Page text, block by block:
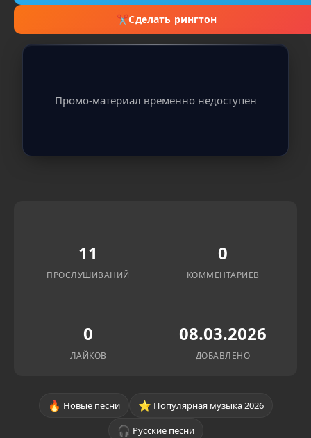
✂Сделать рингтон
Промо-материал временно недоступен
11
ПРОСЛУШИВАНИЙ
0
КОММЕНТАРИЕВ
0
ЛАЙКОВ
08.03.2026
ДОБАВЛЕНО
🔥 Новые песни ⭐ Популярная музыка 2026
🎧 Русские песни